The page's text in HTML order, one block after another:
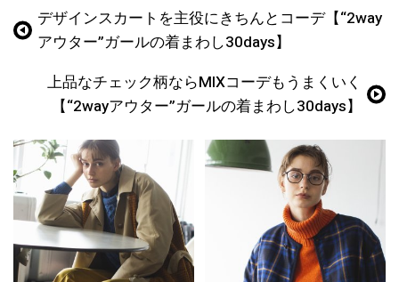
デザインスカートを主役にきちんとコーデ【“2way
アウター”ガールの着まわし30days】
上品なチェック柄ならMIXコーデもうまくいく
【“2wayアウター”ガールの着まわし30days】